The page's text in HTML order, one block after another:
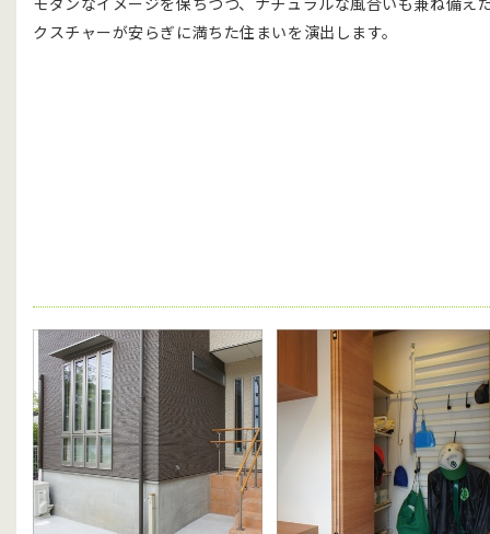
クスチャーが安らぎに満ちた住まいを演出します。